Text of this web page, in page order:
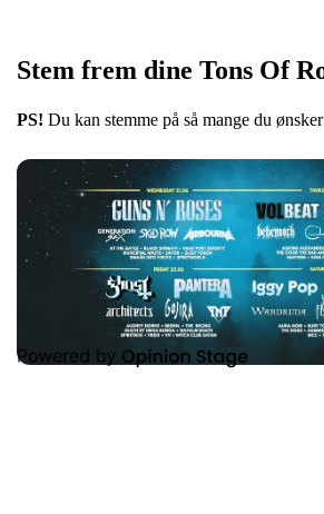
Stem frem dine Tons Of
PS! Du kan stemme på så mange du ønsker